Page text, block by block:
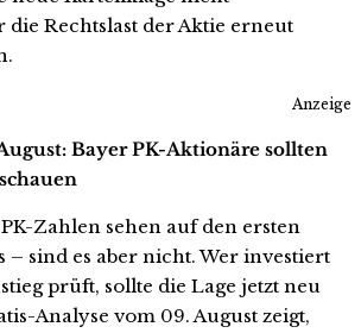
die Rechtslast der Aktie erneut
Anzeige
Bayer PK-Aktionäre sollten
Zahlen sehen auf den ersten
– sind es aber nicht. Wer investiert
prüft, sollte die Lage jetzt neu
Analyse vom 09. August zeigt,